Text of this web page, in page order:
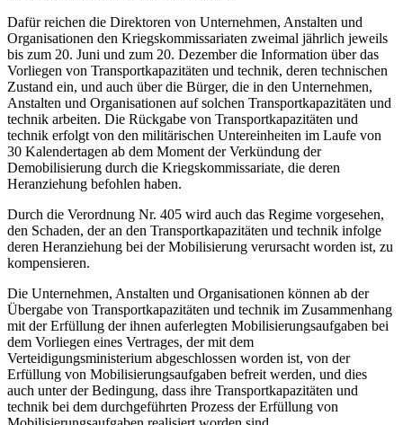
Dafür reichen die Direktoren von Unternehmen, Anstalten und
Organisationen den Kriegskommissariaten zweimal jährlich jeweils
bis zum 20. Juni und zum 20. Dezember die Information über das
Vorliegen von Transportkapazitäten und technik, deren technischen
Zustand ein, und auch über die Bürger, die in den Unternehmen,
Anstalten und Organisationen auf solchen Transportkapazitäten und
technik arbeiten. Die Rückgabe von Transportkapazitäten und
technik erfolgt von den militärischen Untereinheiten im Laufe von
30 Kalendertagen ab dem Moment der Verkündung der
Demobilisierung durch die Kriegskommissariate, die deren
Heranziehung befohlen haben.
Durch die Verordnung Nr. 405 wird auch das Regime vorgesehen,
den Schaden, der an den Transportkapazitäten und technik infolge
deren Heranziehung bei der Mobilisierung verursacht worden ist, zu
kompensieren.
Die Unternehmen, Anstalten und Organisationen können ab der
Übergabe von Transportkapazitäten und technik im Zusammenhang
mit der Erfüllung der ihnen auferlegten Mobilisierungsaufgaben bei
dem Vorliegen eines Vertrages, der mit dem
Verteidigungsministerium abgeschlossen worden ist, von der
Erfüllung von Mobilisierungsaufgaben befreit werden, und dies
auch unter der Bedingung, dass ihre Transportkapazitäten und
technik bei dem durchgeführten Prozess der Erfüllung von